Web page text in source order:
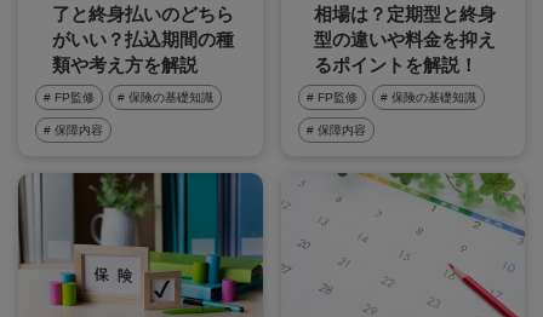
了と終身払いのどちら
がいい？払込期間の種
類や考え方を解説
# FP監修 # 保険の基礎知識
# 保障内容
相場は？定期型と終身
型の違いや料金を抑え
るポイントを解説！
# FP監修 # 保険の基礎知識
# 保障内容